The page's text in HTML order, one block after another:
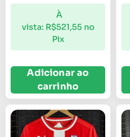
À
vista: R$521,55 no
Pix
Adicionar ao
carrinho